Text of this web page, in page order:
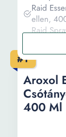
#1
Aroxol
400 Ml
Raid
ellen,
Raid
TritoSec
spray,
és